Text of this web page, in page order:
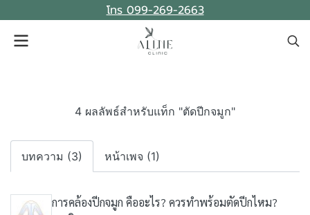
โทร 099-269-2663
4 ผลลัพธ์สำหรับแท็ก "ตัดปีกจมูก"
บทความ (3) หน้าเพจ (1)
การคล้องปีกจมูก คืออะไร? ควรทำพร้อมตัดปีกไหม?